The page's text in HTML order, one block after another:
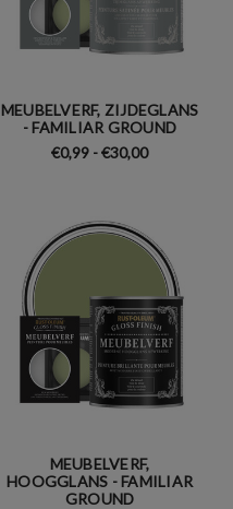
MEUBELVERF, ZIJDEGLANS
- FAMILIAR GROUND
€0,99 - €30,00
MEUBELVERF,
HOOGGLANS - FAMILIAR
GROUND